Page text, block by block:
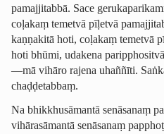
pamajjitabbā. Sace
coḷakaṃ temetvā pīḷetvā
kaṇṇakitā hoti, coḷakaṃ temetvā
hoti bhūmi, udakena
—mā vihāro rajena uhaññīti.
chaḍḍetabbaṃ.
Na bhikkhusāmantā senāsanaṃ
vihārasāmantā senāsanaṃ